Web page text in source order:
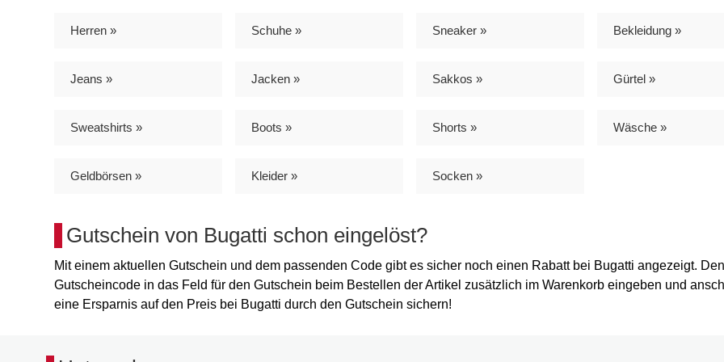
Herren » Schuhe » Sneaker » Bekleidung »
Jeans » Jacken » Sakkos » Gürtel »
Sweatshirts » Boots » Shorts » Wäsche »
Geldbörsen » Kleider » Socken »
Gutschein von Bugatti schon eingelöst?
Mit einem aktuellen Gutschein und dem passenden Code gibt es sicher noch einen Rabatt bei Bugatti angezeigt. Den
Gutscheincode in das Feld für den Gutschein beim Bestellen der Artikel zusätzlich im Warenkorb eingeben und
eine Ersparnis auf den Preis bei Bugatti durch den Gutschein sichern!